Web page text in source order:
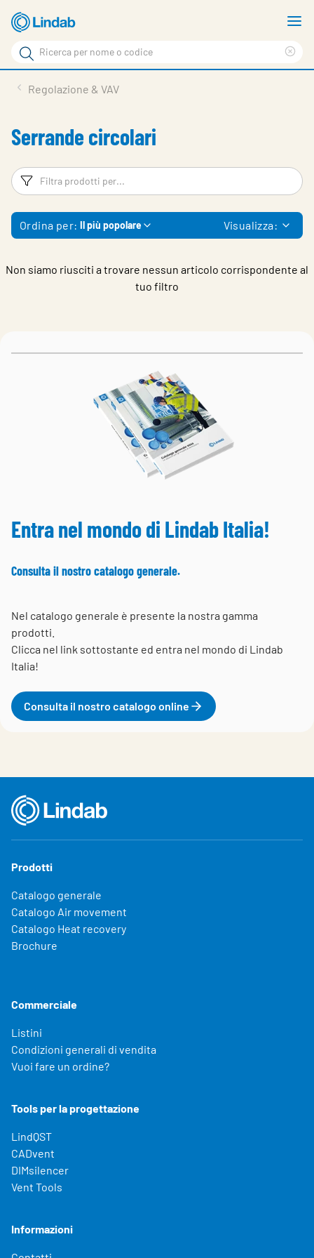
Vai
contenuto
principale
Cerca
Cerca
Soluzioni
Downloads
Strumenti
Contatti
Regolazione & VAV
Serrande circolari
Filtri
Ordina per: Il più popolare Visualizza:
Non siamo riusciti a trovare nessun articolo corrispondente al
tuo filtro
Entra nel mondo di Lindab Italia!
Consulta il nostro catalogo generale.
Nel catalogo generale è presente la nostra gamma
prodotti.
Clicca nel link sottostante ed entra nel mondo di Lindab
Italia!
Consulta il nostro catalogo online
Prodotti
Catalogo generale
Catalogo Air movement
Catalogo Heat recovery
Brochure
Commerciale
Listini
Condizioni generali di vendita
Vuoi fare un ordine?
Tools per la progettazione
LindQST
CADvent
DIMsilencer
Vent Tools
Informazioni